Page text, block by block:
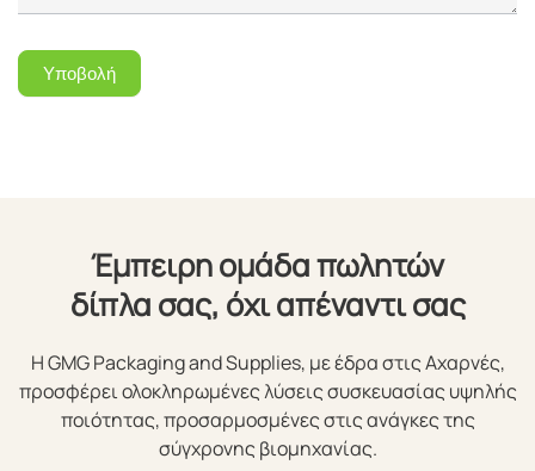
Υποβολή
Έμπειρη ομάδα πωλητών
δίπλα σας, όχι απέναντι σας
Η GMG Packaging and Supplies, με έδρα στις Αχαρνές,
προσφέρει ολοκληρωμένες λύσεις συσκευασίας υψηλής
ποιότητας, προσαρμοσμένες στις ανάγκες της
σύγχρονης βιομηχανίας.